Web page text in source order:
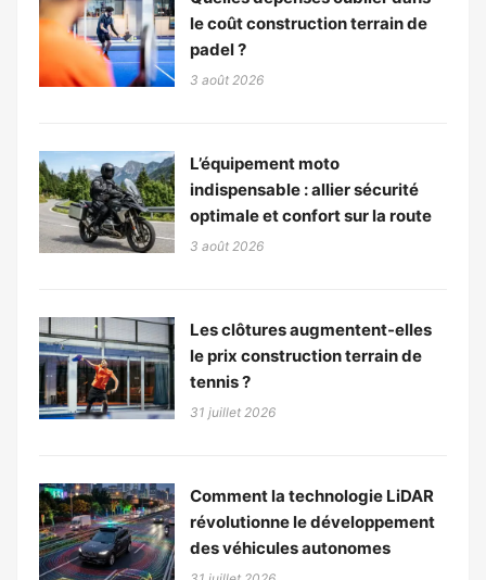
le coût construction terrain de
padel ?
3 août 2026
L’équipement moto
indispensable : allier sécurité
optimale et confort sur la route
3 août 2026
Les clôtures augmentent-elles
le prix construction terrain de
tennis ?
31 juillet 2026
Comment la technologie LiDAR
révolutionne le développement
des véhicules autonomes